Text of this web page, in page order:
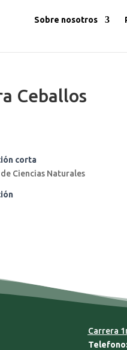
Sobre nosotros
Ceballos
corta
Ciencias Naturales
Carrera
Telefono: